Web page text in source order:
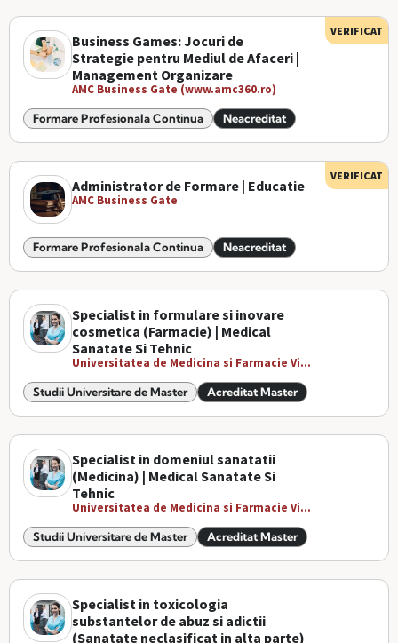
Business Games: Jocuri de
Strategie pentru Mediul de Afaceri |
Management Organizare
AMC Business Gate (www.amc360.ro)
Formare Profesionala Continua Neacreditat
VERIFICAT
Administrator de Formare | Educatie
AMC Business Gate
Formare Profesionala Continua Neacreditat
VERIFICAT
Specialist in formulare si inovare
cosmetica (Farmacie) | Medical
Sanatate Si Tehnic
Universitatea de Medicina si Farmacie Vi...
Studii Universitare de Master Acreditat Master
Specialist in domeniul sanatatii
(Medicina) | Medical Sanatate Si
Tehnic
Universitatea de Medicina si Farmacie Vi...
Studii Universitare de Master Acreditat Master
Specialist in toxicologia
substantelor de abuz si adictii
(Sanatate neclasificat in alta parte)